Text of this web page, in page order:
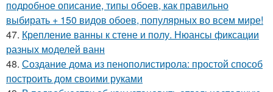
подробное описание, типы обоев, как правильно
выбирать + 150 видов обоев, популярных во всем мире!
47. Крепление ванны к стене и полу. Нюансы фиксации
разных моделей ванн
48. Создание дома из пенополистирола: простой способ
построить дом своими руками